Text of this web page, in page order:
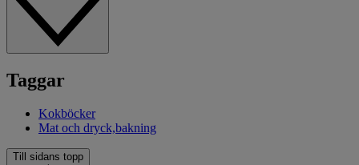
Taggar
Kokböcker
Mat och dryck,bakning
Till sidans topp